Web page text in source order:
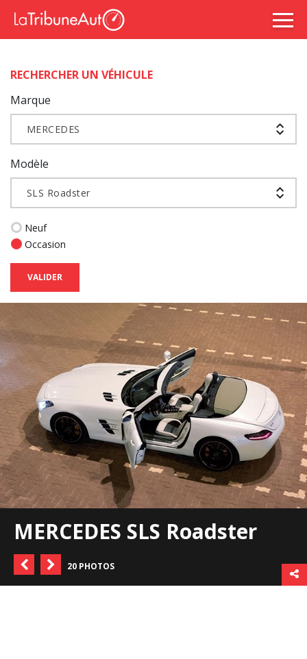
RECHERCHER UN VÉHICULE
Marque
MERCEDES
Modèle
SLS Roadster
Neuf
Occasion
VALIDER
MERCEDES SLS Roadster
20 PHOTOS